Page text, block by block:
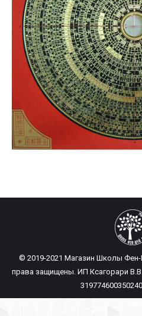
© 2019-2021 Магазин Школы
права защищены. ИП Ксагорари